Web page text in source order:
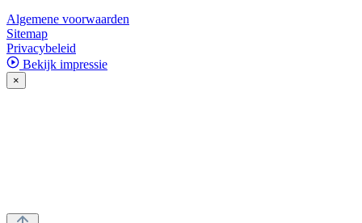
Algemene voorwaarden
Sitemap
Privacybeleid
Bekijk impressie
×